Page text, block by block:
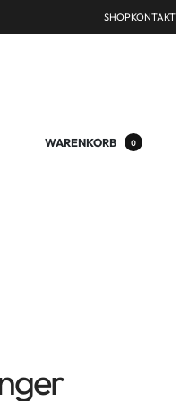
SHOPKONTAKT
WARENKORB 0